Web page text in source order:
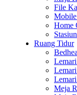
File
Home
Ruang Tidur
Meja